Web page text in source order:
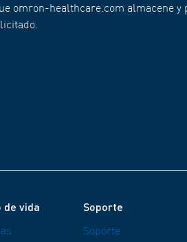
omron-healthcare.com almacene y
de vida Soporte
Soporte